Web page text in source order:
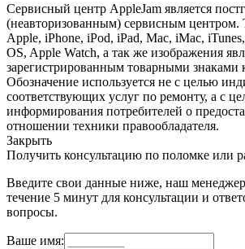
Сервисный центр AppleJam является
(неавторизованным) сервисным центром.
Apple, iPhone, iPod, iPad, Mac, iMac,
OS, Apple Watch, а так же изображения
зарегистрированным товарными знаками
Обозначение используется не с целью
соответствующих услуг по ремонту, а с
информирования потребителей о
отношении техники правообладателя.
Закрыть
Получить консультацию по поломке или
Введите свои данные ниже, наш
течение 5 минут для консультации и
вопросы.
Ваше имя: